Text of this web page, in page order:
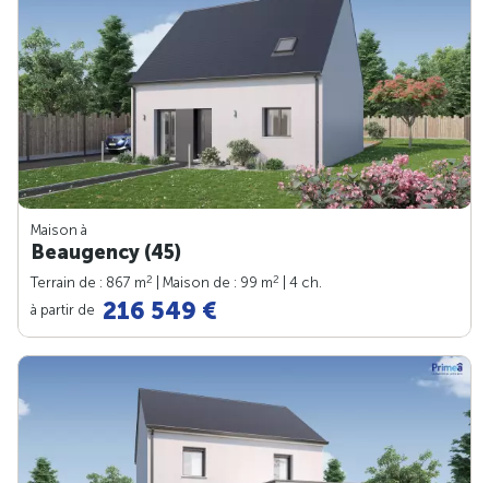
Maison à
Beaugency (45)
Terrain de : 867 m2 | Maison de : 99 m2
| 4 ch.
à partir de 216 549 €